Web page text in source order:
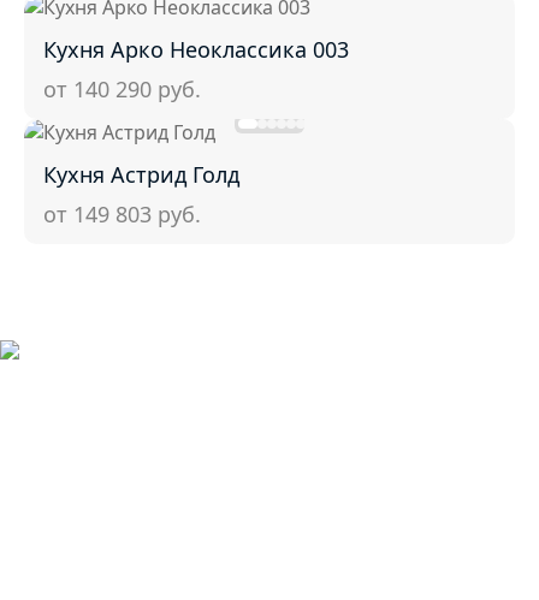
Кухня Арко Неоклассика 003
от 140 290 руб.
Кухня Астрид Голд
от 149 803 руб.